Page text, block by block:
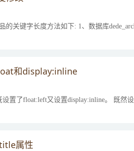
关键字长度方法如下: 1、数据库
和display:inline
置了float:left又设置display:inline。 既然
属性